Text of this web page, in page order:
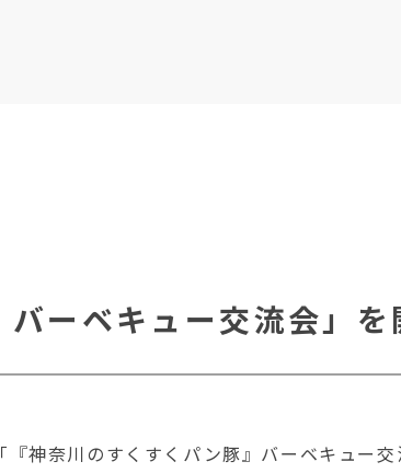
バーベキュー交流会」
神奈川のすくすくパン豚』バーベキュー